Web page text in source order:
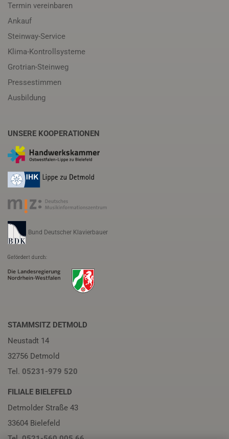
Termin vereinbaren
Ankauf
Steinway-Service
Klima-Kontrollsysteme
Grotrian-Steinweg
Pressestimmen
Ausbildung
UNSERE KOOPERATIONEN
Bund Deutscher Klavierbauer
STAMMSITZ DETMOLD
Neustadt 14
32756 Detmold
Tel. 05231-979 520
FILIALE BIELEFELD
Detmolder Straße 43
33604 Bielefeld